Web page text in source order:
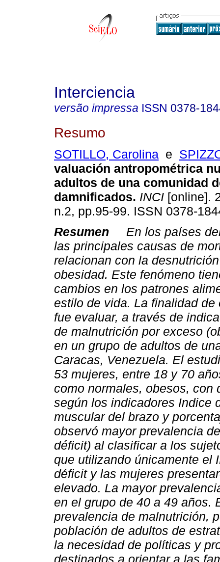
Interciencia
versão impressa ISSN 0378-
Resumo
SOTILLO, Carolina e
valuación antropométrica
adultos de una comunidad
damnificados. INCI [online].
n.2, pp.95-99. ISSN 0378-
Resumen
En los países
las principales causas de
relacionan con la
obesidad. Este fenómeno
cambios en los patrones
estilo de vida. La finalidad de
fue evaluar, a través de
de malnutrición por exceso
en un grupo de adultos de
Caracas, Venezuela. El
53 mujeres, entre 18 y 70
como normales, obesos, con
según los indicadores Indice
muscular del brazo y
observó mayor prevalencia
déficit) al clasificar a los
que utilizando únicamente el
déficit y las mujeres
elevado. La mayor
en el grupo de 40 a 49 años.
prevalencia de malnutrición,
población de adultos de
la necesidad de políticas y
destinados a orientar a las